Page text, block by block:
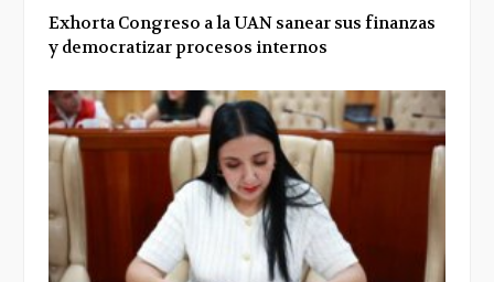
Exhorta Congreso a la UAN sanear sus finanzas
y democratizar procesos internos